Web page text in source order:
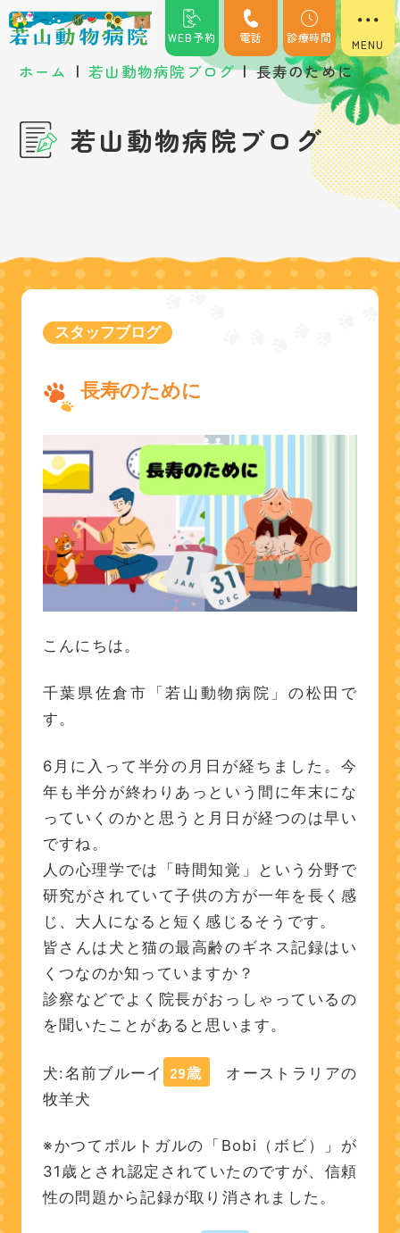
WEB予約 電話 診療時間
ホーム | 若山動物病院ブログ | 長寿のために
若山動物病院ブログ
スタッフブログ
長寿のために
こんにちは。
千葉県佐倉市「若山動物病院」の松田で
す。
6月に入って半分の月日が経ちました。今
年も半分が終わりあっという間に年末にな
っていくのかと思うと月日が経つのは早い
ですね。
人の心理学では「時間知覚」という分野で
研究がされていて子供の方が一年を長く感
じ、大人になると短く感じるそうです。
皆さんは犬と猫の最高齢のギネス記録はい
くつなのか知っていますか？
診察などでよく院長がおっしゃっているの
を聞いたことがあると思います。
犬:名前ブルーイ 29歳
オーストラリアの
牧羊犬
※かつてポルトガルの「Bobi（ボビ）」が
31歳とされ認定されていたのですが、信頼
性の問題から記録が取り消されました。